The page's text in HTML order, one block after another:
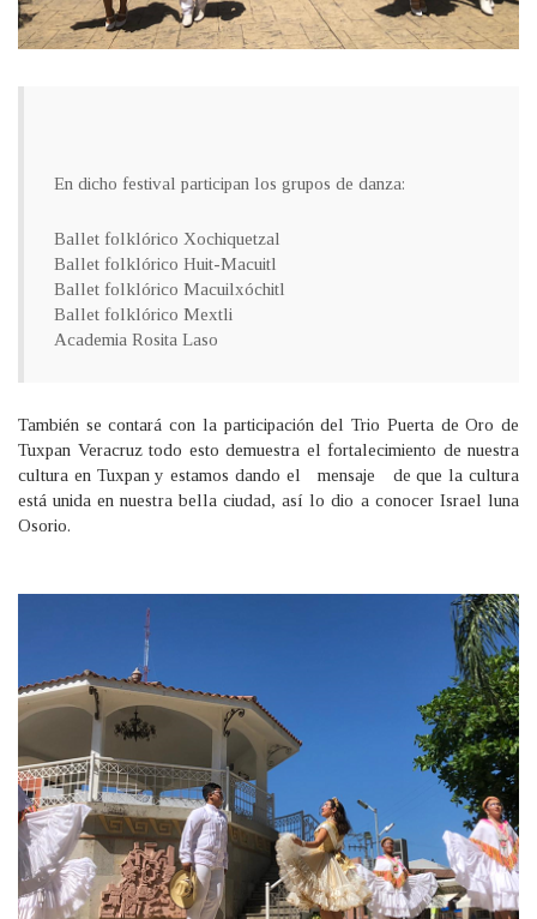
En dicho festival participan los grupos de danza:
Ballet folklórico Xochiquetzal
Ballet folklórico Huit-Macuitl
Ballet folklórico Macuilxóchitl
Ballet folklórico Mextli
Academia Rosita Laso
También se contará con la participación del Trio Puerta de Oro de
Tuxpan Veracruz todo esto demuestra el fortalecimiento de nuestra
cultura en Tuxpan y estamos dando el mensaje de que la cultura
está unida en nuestra bella ciudad, así lo dio a conocer Israel luna
Osorio.